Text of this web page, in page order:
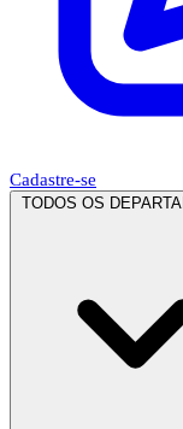
Cadastre-se
TODOS OS